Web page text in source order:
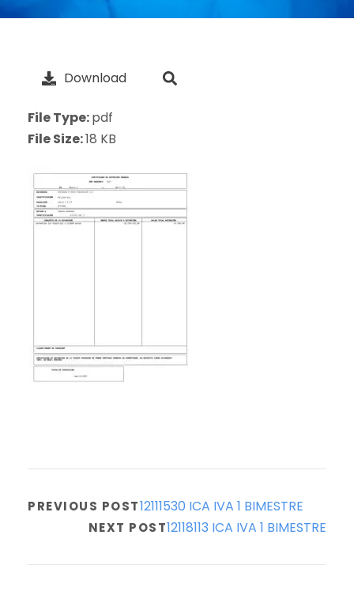
Download
File Type:pdf
File Size:18 KB
PREVIOUS POST12111530 ICA IVA 1 BIMESTRE
NEXT POST12118113 ICA IVA 1 BIMESTRE